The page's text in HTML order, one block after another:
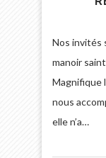
Nos invités
manoir
Magnifique
nous
elle n’a…